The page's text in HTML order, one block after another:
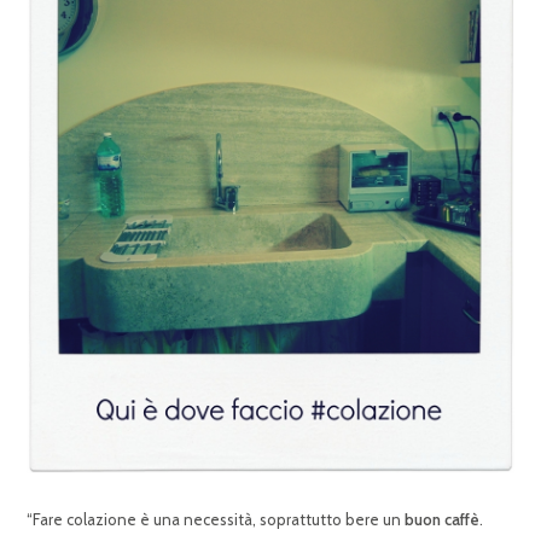
“Fare colazione è una necessità, soprattutto bere un buon caffè.